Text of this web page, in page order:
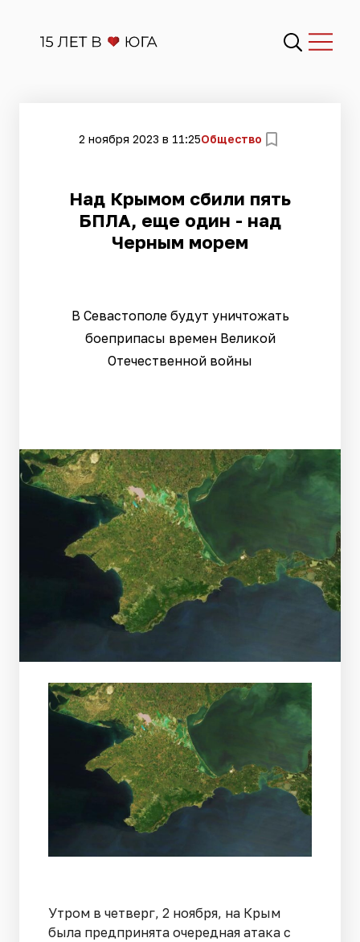
2 ноября 2023 в 11:25Общество
​Над Крымом сбили пять
БПЛА, еще один - над
Черным морем
В Севастополе будут уничтожать
боеприпасы времен Великой
Отечественной войны
Утром в четверг, 2 ноября, на Крым
была предпринята очередная атака с